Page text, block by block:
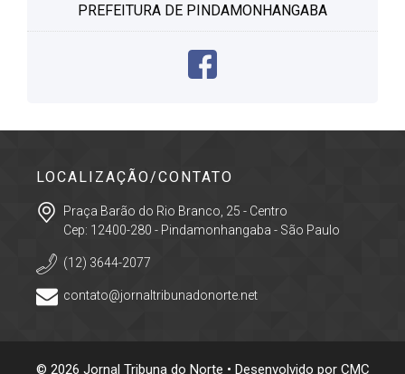
PREFEITURA DE PINDAMONHANGABA
LOCALIZAÇÃO/CONTATO
Praça Barão do Rio Branco, 25 - Centro
Cep: 12400-280 - Pindamonhangaba - São Paulo
(12) 3644-2077
contato@jornaltribunadonorte.net
© 2026 Jornal Tribuna do Norte • Desenvolvido por CMC